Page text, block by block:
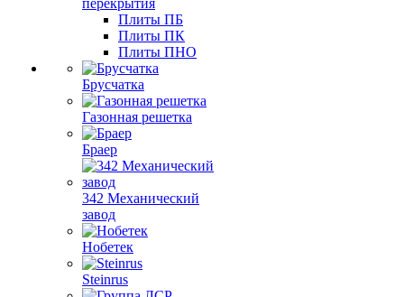
перекрытия
Плиты ПБ
Плиты ПК
Плиты ПНО
Брусчатка
Газонная решетка
Браер
342 Механический
завод
Нобетек
Steinrus